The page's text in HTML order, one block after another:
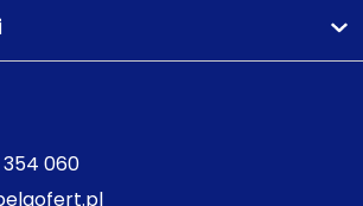
354 060